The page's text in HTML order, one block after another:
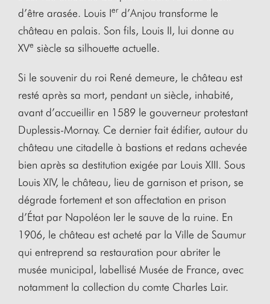
d’être arasée. Louis Ierd’Anjou transforme le
château en palais. Son fils, Louis II, lui donne au
XVe siècle sa silhouette actuelle.
Si le souvenir du roi René demeure, le château est
resté après sa mort, pendant un siècle, inhabité,
avant d’accueillir en 1589 le gouverneur protestant
Duplessis-Mornay. Ce dernier fait édifier, autour du
château une citadelle à bastions et redans achevée
bien après sa destitution exigée par Louis XIII. Sous
Louis XIV, le château, lieu de garnison et prison, se
dégrade fortement et son affectation en prison
d’État par Napoléon Ier le sauve de la ruine. En
1906, le château est acheté par la Ville de Saumur
qui entreprend sa restauration pour abriter le
musée municipal, labellisé Musée de France, avec
notamment la collection du comte Charles Lair.